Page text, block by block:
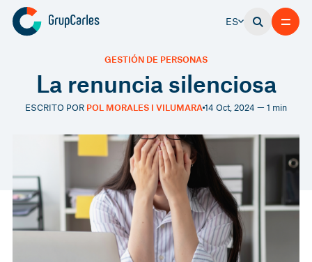
ES
La renuncia silenciosa
GESTIÓN DE PERSONAS
ESCRITO POR POL MORALES I VILUMARA14 Oct, 2024 — 1 min